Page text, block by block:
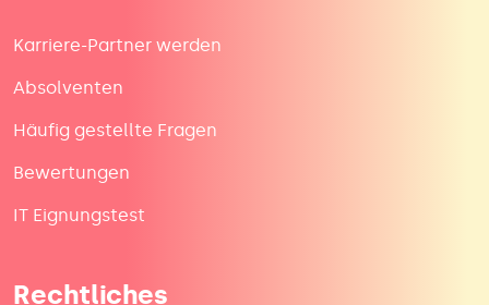
Karriere-Partner werden
Absolventen
Häufig gestellte Fragen
Bewertungen
IT Eignungstest
Rechtliches